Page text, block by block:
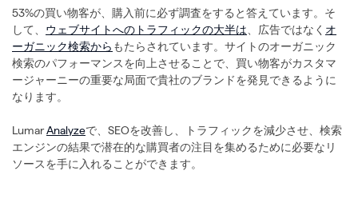
53%の買い物客が、購入前に必ず調査をすると答えています。そ
して、 ウェブサイトへのトラフィックの大半は、広告ではなく オ
ーガニック検索から もたらされています。サイトのオーガニック
検索のパフォーマンスを向上させることで、買い物客がカスタマ
ージャーニーの重要な局面で貴社のブランドを発見できるように
なります。
LumarAnalyzeで、SEOを改善し、トラフィックを減少させ、検索
エンジンの結果で潜在的な購買者の注目を集めるために必要なリ
ソースを手に入れることができます。